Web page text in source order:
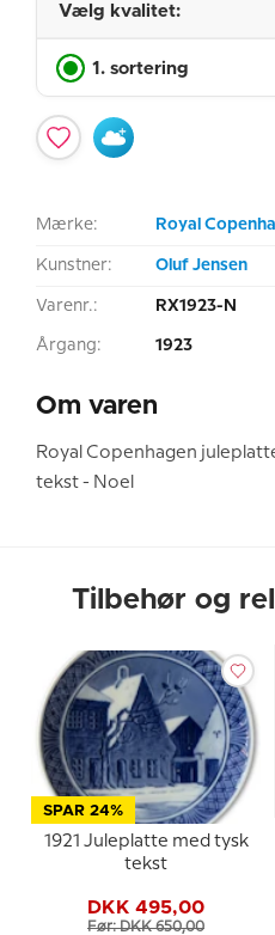
Vælg kvalitet:
1. sortering
Mærke: Royal
Kunstner: Oluf Jensen
Varenr.: RX1923-N
Årgang: 1923
Om varen
Royal Copenhagen
tekst - Noel
Tilbehør og
SPAR 24%
1921 Juleplatte med tysk
tekst
DKK 495,00
Før: DKK 650,00